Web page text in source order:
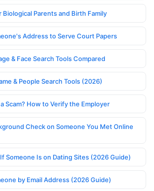
Biological Parents and Birth Family
Address to Serve Court Papers
& Face Search Tools Compared
& People Search Tools (2026)
Scam? How to Verify the Employer
Check on Someone You Met Online
Someone Is on Dating Sites (2026 Guide)
by Email Address (2026 Guide)